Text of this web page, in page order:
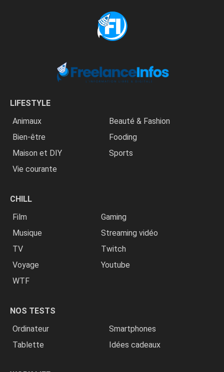
LIFESTYLE
Animaux
Beauté & Fashion
Bien-être
Fooding
Maison et DIY
Sports
Vie courante
CHILL
Film
Gaming
Musique
Streaming vidéo
TV
Twitch
Voyage
Youtube
WTF
NOS TESTS
Ordinateur
Smartphones
Tablette
Idées cadeaux